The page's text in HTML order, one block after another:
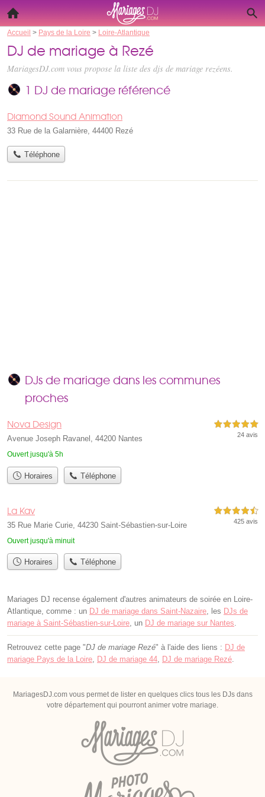
Accueil > Pays de la Loire > Loire-Atlantique
DJ de mariage à Rezé
MariagesDJ.com vous propose la liste des djs de mariage rezéens.
1 DJ de mariage référencé
Diamond Sound Animation
33 Rue de la Galarnière, 44400 Rezé
Téléphone
DJs de mariage dans les communes
proches
Nova Design
Avenue Joseph Ravanel, 44200 Nantes
Ouvert jusqu'à 5h
5,0 étoiles sur 5
24 avis
Horaires Téléphone
La Kav
35 Rue Marie Curie, 44230 Saint-Sébastien-sur-Loire
Ouvert jusqu'à minuit
4,5 étoiles sur 5
425 avis
Horaires Téléphone
Mariages DJ recense également d'autres animateurs de soirée en Loire-
Atlantique, comme : un DJ de mariage dans Saint-Nazaire, les DJs de
mariage à Saint-Sébastien-sur-Loire, un DJ de mariage sur Nantes.
Retrouvez cette page "DJ de mariage Rezé" à l'aide des liens : DJ de
mariage Pays de la Loire, DJ de mariage 44, DJ de mariage Rezé.
MariagesDJ.com vous permet de lister en quelques clics tous les DJs dans
votre département qui pourront animer votre mariage.